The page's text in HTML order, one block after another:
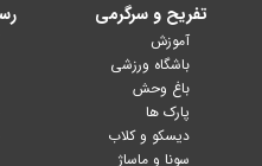
تفریح و سرگرمی
آموزش
باشگاه ورزشی
باغ وحش
پارک ها
دیسکو و کلاب
سونا و ماساژ